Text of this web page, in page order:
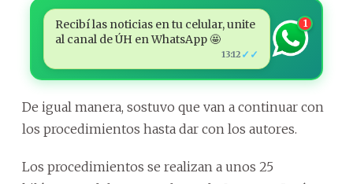
Recibí las noticias en tu celular, unite
al canal de ÚH en WhatsApp 🤩
13:12 ✓✓
1
De igual manera, sostuvo que van a continuar con
los procedimientos hasta dar con los autores.
Los procedimientos se realizan a unos 25